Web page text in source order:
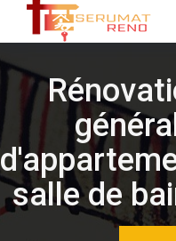
salle de